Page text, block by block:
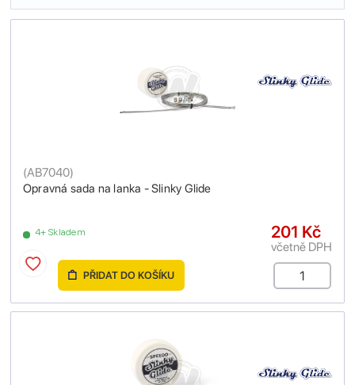
Opravná sada na lanka - Slinky Glide
(AB7040)
4+ Skladem 201 Kč
včetně DPH
PŘIDAT DO KOŠÍKU